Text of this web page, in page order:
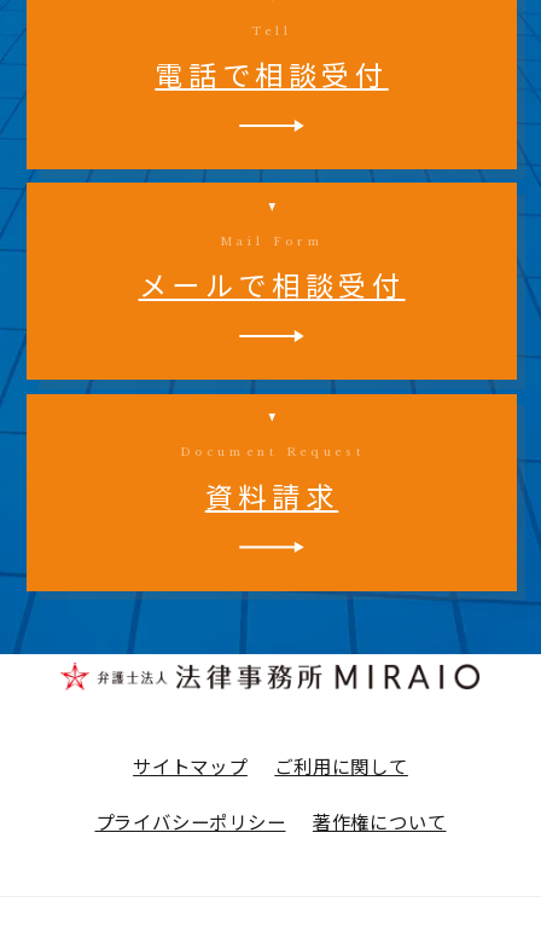
Tell
電話で相談受付
Mail Form
メールで相談受付
Document Request
資料請求
サイトマップ ご利用に関して
プライバシーポリシー 著作権について